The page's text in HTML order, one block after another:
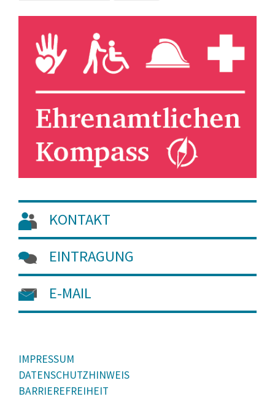
KONTAKT
EINTRAGUNG
E-MAIL
IMPRESSUM
DATENSCHUTZHINWEIS
BARRIEREFREIHEIT